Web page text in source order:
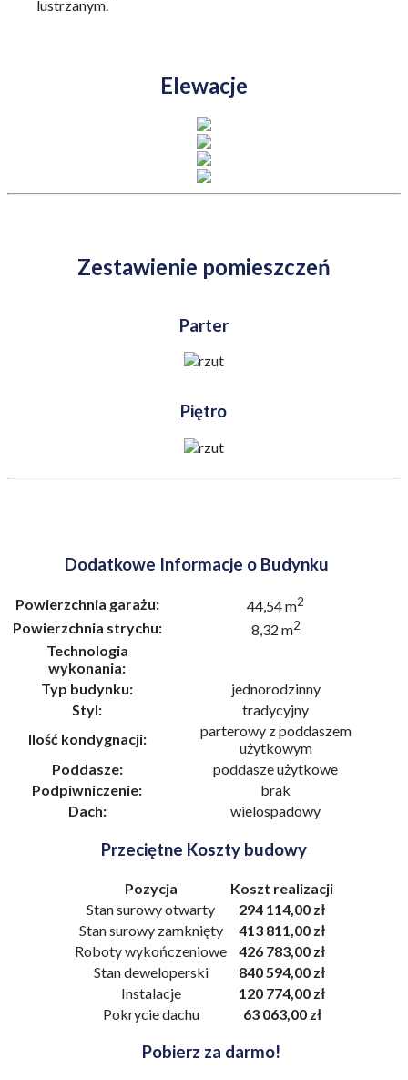
lustrzanym.
Elewacje
Zestawienie pomieszczeń
Parter
Piętro
Dodatkowe Informacje o Budynku
Powierzchnia garażu: 44,54 m2
Powierzchnia strychu: 8,32 m2
Technologia
wykonania:
Typ budynku:
jednorodzinny
Styl:
tradycyjny
Ilość kondygnacji:
parterowy z poddaszem
użytkowym
Poddasze:
poddasze użytkowe
Podpiwniczenie:
brak
Dach:
wielospadowy
Przeciętne Koszty budowy
Pozycja
Koszt realizacji
Stan surowy otwarty
294 114,00 zł
Stan surowy zamknięty
413 811,00 zł
Roboty wykończeniowe
426 783,00 zł
Stan deweloperski
840 594,00 zł
Instalacje
120 774,00 zł
Pokrycie dachu
63 063,00 zł
Pobierz za darmo!